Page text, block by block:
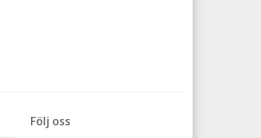
Följ oss